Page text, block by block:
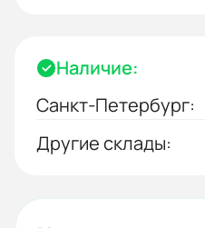
Наличие:
Санкт-Петербург:
Другие склады: